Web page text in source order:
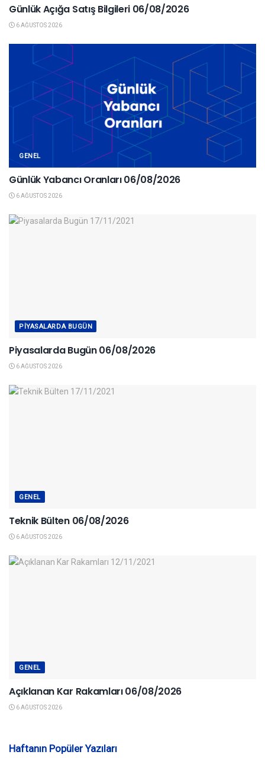
Günlük Açığa Satış Bilgileri 06/08/2026
6 AĞUSTOS 2026
GENEL
Günlük Yabancı Oranları 06/08/2026
6 AĞUSTOS 2026
PIYASALARDA BUGÜN
Piyasalarda Bugün 06/08/2026
6 AĞUSTOS 2026
GENEL
Teknik Bülten 06/08/2026
6 AĞUSTOS 2026
GENEL
Açıklanan Kar Rakamları 06/08/2026
6 AĞUSTOS 2026
Haftanın Popüler Yazıları